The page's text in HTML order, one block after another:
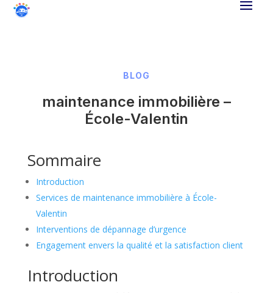
BLOG
maintenance immobilière –
École-Valentin
Sommaire
Introduction
Services de maintenance immobilière à École-
Valentin
Interventions de dépannage d’urgence
Engagement envers la qualité et la satisfaction client
Introduction